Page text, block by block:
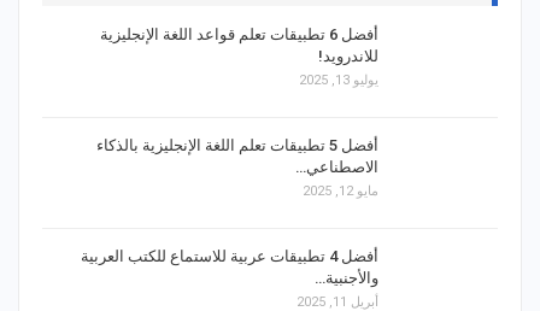
أفضل 6 تطبيقات تعلم قواعد اللغة الإنجليزية
للاندرويد!
يوليو 13, 2025
أفضل 5 تطبيقات تعلم اللغة الإنجليزية بالذكاء
الاصطناعي…
مايو 12, 2025
أفضل 4 تطبيقات عربية للاستماع للكتب العربية
والأجنبية…
أبريل 11, 2025